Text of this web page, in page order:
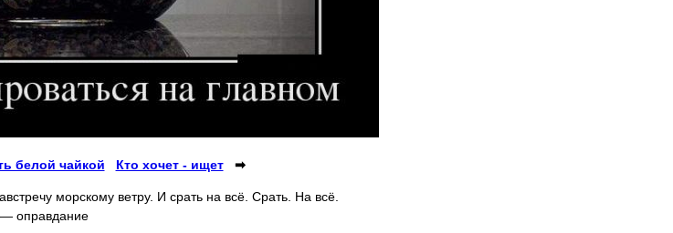
белой чайкой Кто хочет - ищет➡
морскому ветру. И срать на всё. Срать. На всё.
— оправдание